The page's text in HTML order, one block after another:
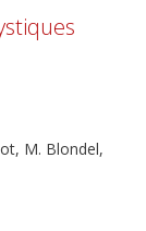
M. Blondel,